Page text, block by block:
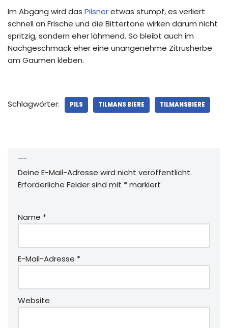
Im Abgang wird das Pilsneretwas stumpf, es verliert
schnell an Frische und die Bittertöne wirken darum nicht
spritzig, sondern eher lähmend. So bleibt auch im
Nachgeschmack eher eine unangenehme Zitrusherbe
am Gaumen kleben.
Schlagwörter: PILS TILMANS BIERE TILMANSBIERE
Deine E-Mail-Adresse wird nicht veröffentlicht.
Erforderliche Felder sind mit *markiert
Name *
E-Mail-Adresse *
Website